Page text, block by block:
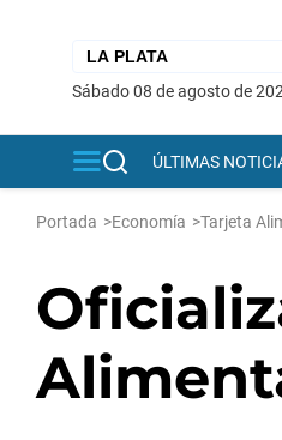
sábado 08 de agosto de
ÚLTIMAS
Portada >Economía >Tarjeta